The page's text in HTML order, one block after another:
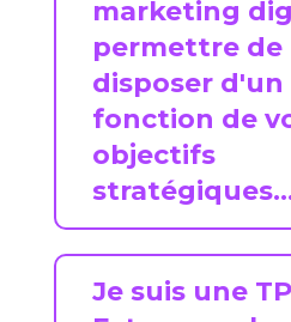
marketing
permettre de
disposer d'un
fonction de
objectifs
Je suis une